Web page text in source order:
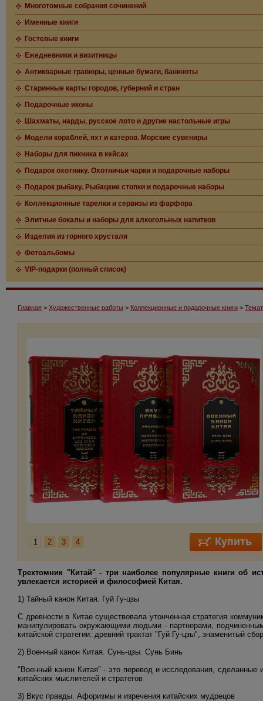
Многотомные собрания сочинений
Именные книги
Гостевые книги
Ежедневники и визитницы
Антикварные гравюры, ценные бумаги, банкноты
Старинные карты городов, губерний и стран
Подарочные иконы
Шахматы, нарды, русское лото и другие настольные игры
Модели кораблей, яхт и катеров. Морские сувениры
Наборы для пикника в кейсах
Подарок охотнику. Охотничьи чарки и подарочные наборы
Подарок рыбаку. Рыбацкие стопки и подарочные наборы
Коллекционные тарелки и сервизы из фарфора
Элитные бокалы и наборы для алкогольных напитков
Изделия из горного хрусталя
Фотоальбомы
VIP-подарки (полный список)
Главная > Художественные работы > Коллекционные и подарочные книги >
1 2 3 4
Трехтомник "Китай" - три наиболее популярные книги об
увлекается историей и философией Китая.
1) Тайный канон Китая. Гуй Гу-цзы
С древности в Китае существовала утонченная стратегия
манипулировать окружающими людьми - партнерами,
китайской стратегии: древний трактат "Гуй Гу-цзы", знаменитый
2) Военный канон Китая. Сунь-цзы. Сунь Бинь
"Военный канон Китая" - это перевод и исследования,
китайских мыслителей и стратегов
3) Вкус правды. Афоризмы и изречения китайских мудрецов